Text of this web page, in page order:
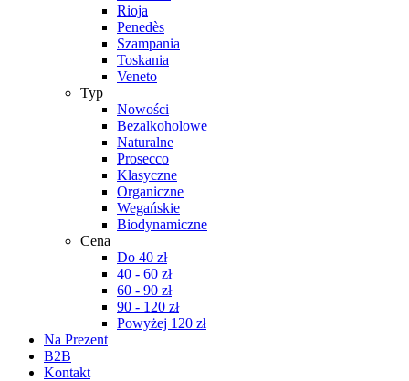
Rioja
Penedès
Szampania
Toskania
Veneto
Typ
Nowości
Bezalkoholowe
Naturalne
Prosecco
Klasyczne
Organiczne
Wegańskie
Biodynamiczne
Cena
Do 40 zł
40 - 60 zł
60 - 90 zł
90 - 120 zł
Powyżej 120 zł
Na Prezent
B2B
Kontakt